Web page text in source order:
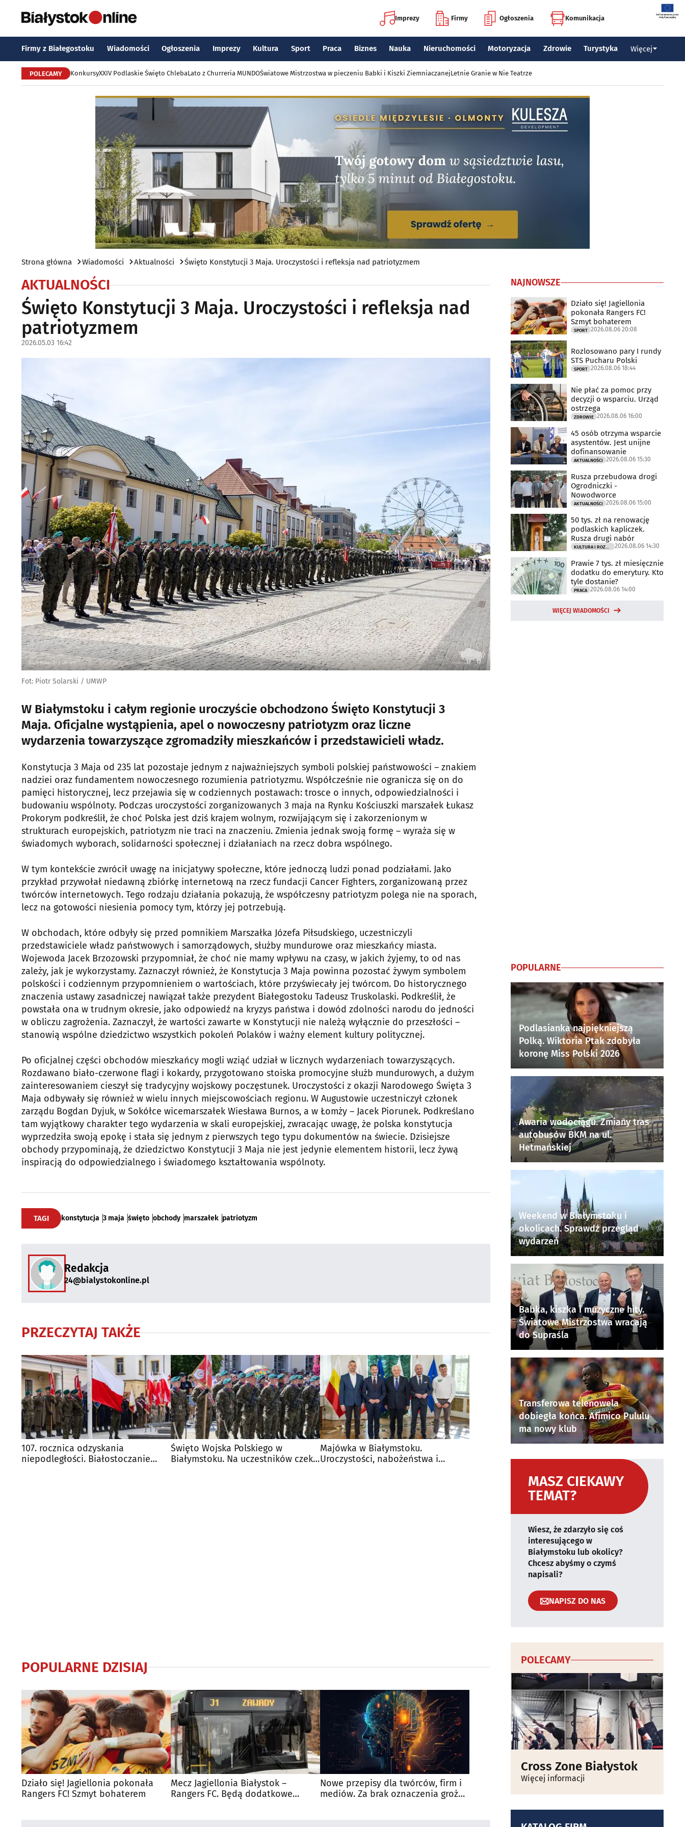
Imprezy Firmy Ogłoszenia Komunikacja
Firmy z Białegostoku Wiadomości Ogłoszenia Imprezy Kultura Sport Praca Biznes Nauka Nieruchomości Motoryzacja Zdrowie Turystyka Więcej
POLECAMY KonkursyXXIV Podlaskie Święto ChlebaLato z Churreria MUNDOŚwiatowe Mistrzostwa w pieczeniu Babki i Kiszki ZiemniaczanejLetnie Granie w Nie Teatrze
Strona główna Wiadomości Aktualności Święto Konstytucji 3 Maja. Uroczystości i refleksja nad patriotyzmem
AKTUALNOŚCI
Święto Konstytucji 3 Maja. Uroczystości i refleksja nad
patriotyzmem
2026.05.03 16:42
Fot: Piotr Solarski / UMWP
W Białymstoku i całym regionie uroczyście obchodzono Święto Konstytucji 3
Maja. Oficjalne wystąpienia, apel o nowoczesny patriotyzm oraz liczne
wydarzenia towarzyszące zgromadziły mieszkańców i przedstawicieli władz.
Konstytucja 3 Maja od 235 lat pozostaje jednym z najważniejszych symboli polskiej państwowości – znakiem
nadziei oraz fundamentem nowoczesnego rozumienia patriotyzmu. Współcześnie nie ogranicza się on do
pamięci historycznej, lecz przejawia się w codziennych postawach: trosce o innych, odpowiedzialności i
budowaniu wspólnoty. Podczas uroczystości zorganizowanych 3 maja na Rynku Kościuszki marszałek Łukasz
Prokorym podkreślił, że choć Polska jest dziś krajem wolnym, rozwijającym się i zakorzenionym w
strukturach europejskich, patriotyzm nie traci na znaczeniu. Zmienia jednak swoją formę – wyraża się w
świadomych wyborach, solidarności społecznej i działaniach na rzecz dobra wspólnego.
W tym kontekście zwrócił uwagę na inicjatywy społeczne, które jednoczą ludzi ponad podziałami. Jako
przykład przywołał niedawną zbiórkę internetową na rzecz fundacji Cancer Fighters, zorganizowaną przez
twórców internetowych. Tego rodzaju działania pokazują, że współczesny patriotyzm polega nie na sporach,
lecz na gotowości niesienia pomocy tym, którzy jej potrzebują.
W obchodach, które odbyły się przed pomnikiem Marszałka Józefa Piłsudskiego, uczestniczyli
przedstawiciele władz państwowych i samorządowych, służby mundurowe oraz mieszkańcy miasta.
Wojewoda Jacek Brzozowski przypomniał, że choć nie mamy wpływu na czasy, w jakich żyjemy, to od nas
zależy, jak je wykorzystamy. Zaznaczył również, że Konstytucja 3 Maja powinna pozostać żywym symbolem
polskości i codziennym przypomnieniem o wartościach, które przyświecały jej twórcom. Do historycznego
znaczenia ustawy zasadniczej nawiązał także prezydent Białegostoku Tadeusz Truskolaski. Podkreślił, że
powstała ona w trudnym okresie, jako odpowiedź na kryzys państwa i dowód zdolności narodu do jedności
w obliczu zagrożenia. Zaznaczył, że wartości zawarte w Konstytucji nie należą wyłącznie do przeszłości –
stanowią wspólne dziedzictwo wszystkich pokoleń Polaków i ważny element kultury politycznej.
Po oficjalnej części obchodów mieszkańcy mogli wziąć udział w licznych wydarzeniach towarzyszących.
Rozdawano biało-czerwone flagi i kokardy, przygotowano stoiska promocyjne służb mundurowych, a dużym
zainteresowaniem cieszył się tradycyjny wojskowy poczęstunek. Uroczystości z okazji Narodowego Święta 3
Maja odbywały się również w wielu innych miejscowościach regionu. W Augustowie uczestniczył członek
zarządu Bogdan Dyjuk, w Sokółce wicemarszałek Wiesława Burnos, a w Łomży – Jacek Piorunek. Podkreślano
tam wyjątkowy charakter tego wydarzenia w skali europejskiej, zwracając uwagę, że polska konstytucja
wyprzedziła swoją epokę i stała się jednym z pierwszych tego typu dokumentów na świecie. Dzisiejsze
obchody przypominają, że dziedzictwo Konstytucji 3 Maja nie jest jedynie elementem historii, lecz żywą
inspiracją do odpowiedzialnego i świadomego kształtowania wspólnoty.
TAGI konstytucja 3 maja święto obchody marszałek patriotyzm
Redakcja
24@bialystokonline.pl
PRZECZYTAJ TAKŻE
107. rocznica odzyskania
niepodległości. Białostoczanie
Święto Wojska Polskiego w
Białymstoku. Na uczestników czeka
Majówka w Białymstoku.
Uroczystości, nabożeństwa i
POPULARNE DZISIAJ
Działo się! Jagiellonia pokonała
Rangers FC! Szmyt bohaterem
Mecz Jagiellonia Białystok –
Rangers FC. Będą dodatkowe
Nowe przepisy dla twórców, firm i
mediów. Za brak oznaczenia grożą
NAJNOWSZE
Działo się! Jagiellonia
pokonała Rangers FC!
Szmyt bohaterem
SPORT 2026.08.06 20:08
Rozlosowano pary I rundy
STS Pucharu Polski
SPORT 2026.08.06 18:44
Nie płać za pomoc przy
decyzji o wsparciu. Urząd
ostrzega
ZDROWIE 2026.08.06 16:00
45 osób otrzyma wsparcie
asystentów. Jest unijne
dofinansowanie
AKTUALNOŚCI 2026.08.06 15:30
Rusza przebudowa drogi
Ogrodniczki -
Nowodworce
AKTUALNOŚCI 2026.08.06 15:00
50 tys. zł na renowację
podlaskich kapliczek.
Rusza drugi nabór
2026.08.06 14:30
Prawie 7 tys. zł miesięcznie
dodatku do emerytury. Kto
tyle dostanie?
PRACA 2026.08.06 14:00
WIĘCEJ WIADOMOŚCI
POPULARNE
Podlasianka najpiękniejszą
Polką. Wiktoria Ptak zdobyła
koronę Miss Polski 2026
Awaria wodociągu. Zmiany tras
autobusów BKM na ul.
Hetmańskiej
Weekend w Białymstoku i
okolicach. Sprawdź przegląd
wydarzeń
Babka, kiszka i muzyczne hity.
Światowe Mistrzostwa wracają
do Supraśla
Transferowa telenowela
dobiegła końca. Afimico Pululu
ma nowy klub
MASZ CIEKAWY
TEMAT?
Wiesz, że zdarzyło się coś
interesującego w
Białymstoku lub okolicy?
Chcesz abyśmy o czymś
napisali?
NAPISZ DO NAS
POLECAMY
Cross Zone Białystok
Więcej informacji